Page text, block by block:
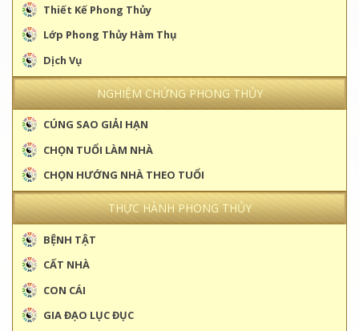
Thiết Kế Phong Thủy
Lớp Phong Thủy Hàm Thụ
Dịch Vụ
NGHIỆM CHỨNG PHONG THỦY
CÚNG SAO GIẢI HẠN
CHỌN TUỔI LÀM NHÀ
CHỌN HƯỚNG NHÀ THEO TUỔI
THỰC HÀNH PHONG THỦY
BỆNH TẬT
CẤT NHÀ
CON CÁI
GIA ĐẠO LỤC ĐỤC